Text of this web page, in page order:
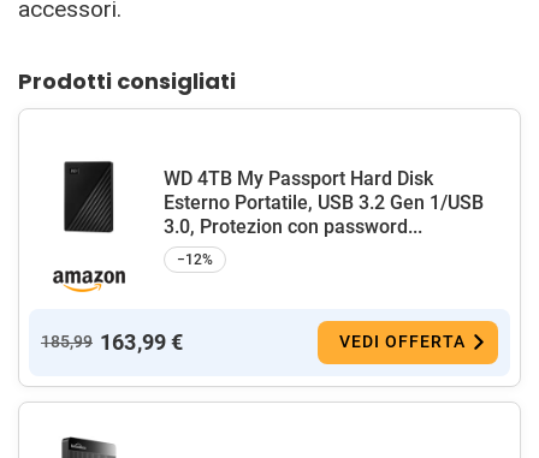
accessori.
Prodotti consigliati
WD 4TB My Passport Hard Disk
Esterno Portatile, USB 3.2 Gen 1/USB
3.0, Protezion con password...
−12%
185,99 163,99 € VEDI OFFERTA